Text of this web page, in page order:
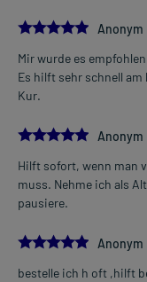
Ist Ihnen das
therapeutische Nutzen
Anwendung bei einer
Nebenwirkungen:
- Allergische Reaktion
- Atembeschwerden
Bemerken Sie eine
5.0Anonym
Mir wurde es
Es hilft sehr schnell am
Kur.
5.0Anonym
Hilft sofort, wenn man
muss. Nehme ich als
pausiere.
5.0Anonym
bestelle ich h oft ,hilft